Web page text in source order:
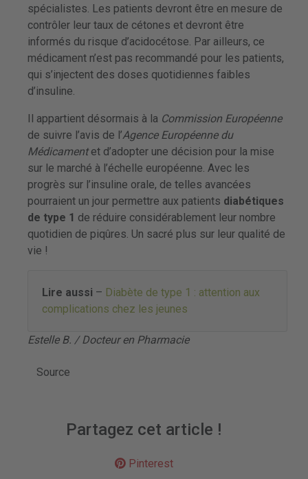
spécialistes. Les patients devront être en mesure de
contrôler leur taux de cétones et devront être
informés du risque d’acidocétose. Par ailleurs, ce
médicament n’est pas recommandé pour les patients,
qui s’injectent des doses quotidiennes faibles
d’insuline.
Il appartient désormais à la Commission Européenne
de suivre l’avis de l’Agence Européenne du
Médicamentet d’adopter une décision pour la mise
sur le marché à l’échelle européenne. Avec les
progrès sur l’insuline orale, de telles avancées
pourraient un jour permettre aux patients diabétiques
de type 1 de réduire considérablement leur nombre
quotidien de piqûres. Un sacré plus sur leur qualité de
vie !
Lire aussi – Diabète de type 1 : attention aux
complications chez les jeunes
Estelle B. / Docteur en Pharmacie
Source
Partagez cet article !
Pinterest